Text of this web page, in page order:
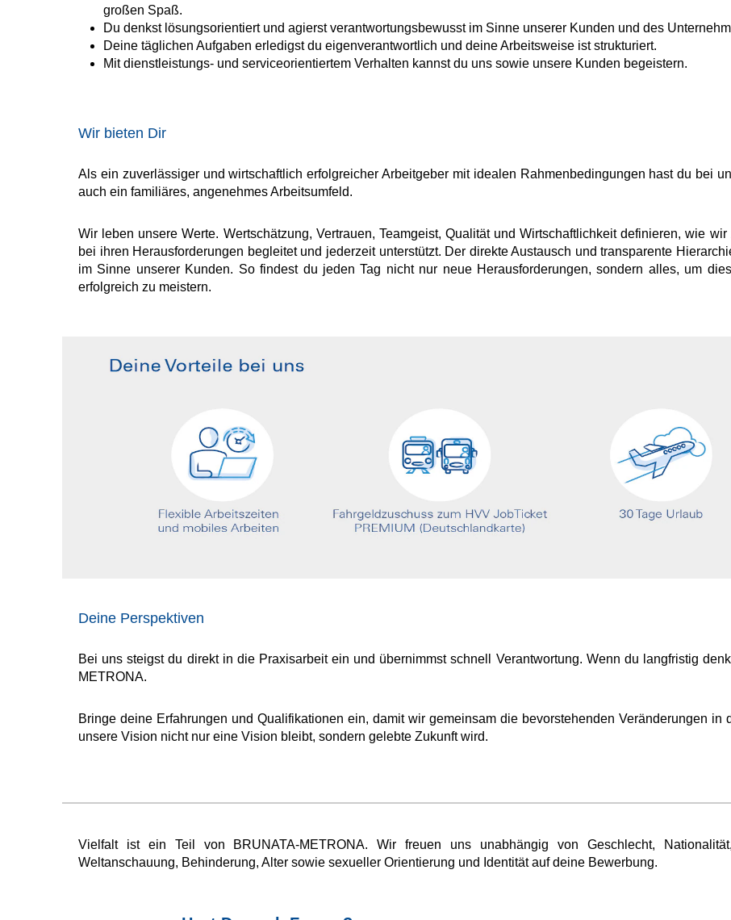
großen Spaß.​
​​Du denkst lösungsorientiert und agierst verantwortungsbewusst im Sinne unserer Kunden und des
​​Deine täglichen Aufgaben erledigst du eigenverantwortlich und deine Arbeitsweise ist strukturiert.​
​​Mit dienstleistungs- und serviceorientiertem Verhalten kannst du uns sowie unsere Kunden begeistern.​
Wir bieten Dir
Als ein zuverlässiger und wirtschaftlich erfolgreicher Arbeitgeber mit idealen Rahmenbedingungen hast du bei
auch ein familiäres, angenehmes Arbeitsumfeld.
Wir leben unsere Werte. Wertschätzung, Vertrauen, Teamgeist, Qualität und Wirtschaftlichkeit definieren, wie
bei ihren Herausforderungen begleitet und jederzeit unterstützt. Der direkte Austausch und transparente
im Sinne unserer Kunden. So findest du jeden Tag nicht nur neue Herausforderungen, sondern alles, um
erfolgreich zu meistern.
Deine Perspektiven
Bei uns steigst du direkt in die Praxisarbeit ein und übernimmst schnell Verantwortung. Wenn du langfristig
METRONA.
Bringe deine Erfahrungen und Qualifikationen ein, damit wir gemeinsam die bevorstehenden Veränderungen in
unsere Vision nicht nur eine Vision bleibt, sondern gelebte Zukunft wird.
Vielfalt ist ein Teil von BRUNATA-METRONA. Wir freuen uns unabhängig von Geschlecht,
Weltanschauung, Behinderung, Alter sowie sexueller Orientierung und Identität auf deine Bewerbung.